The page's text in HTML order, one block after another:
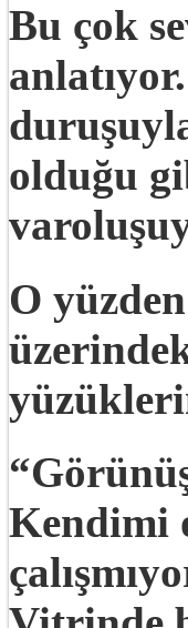
Bu çok
olduğu
O
Kendimi